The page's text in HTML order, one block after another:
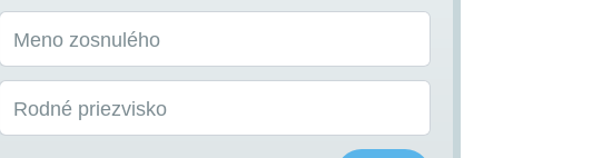
Meno zosnulého
Rodné priezvisko